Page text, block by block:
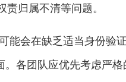
归属不清等问题。
能会在缺乏适当身份验
各团队应优先考虑严